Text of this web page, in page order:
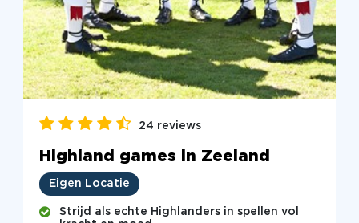
24 reviews
Highland games in Zeeland
Eigen Locatie
Strijd als echte Highlanders in spellen vol